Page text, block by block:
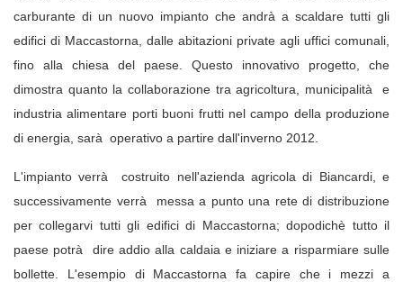
carburante di un nuovo impianto che andrà a scaldare tutti gli
edifici di Maccastorna, dalle abitazioni private agli uffici comunali,
fino alla chiesa del paese. Questo innovativo progetto, che
dimostra quanto la collaborazione tra agricoltura, municipalità e
industria alimentare porti buoni frutti nel campo della produzione
di energia, sarà operativo a partire dall'inverno 2012.
L'impianto verrà costruito nell'azienda agricola di Biancardi, e
successivamente verrà messa a punto una rete di distribuzione
per collegarvi tutti gli edifici di Maccastorna; dopodichè tutto il
paese potrà dire addio alla caldaia e iniziare a risparmiare sulle
bollette. L'esempio di Maccastorna fa capire che i mezzi a